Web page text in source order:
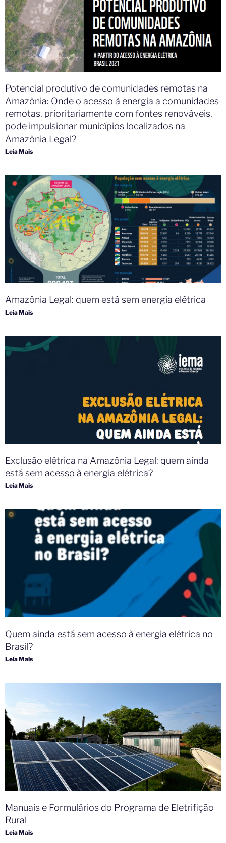
Potencial produtivo de comunidades remotas na
Amazônia: Onde o acesso à energia a comunidades
remotas, prioritariamente com fontes renováveis,
pode impulsionar municípios localizados na
Amazônia Legal?
Leia Mais
Amazônia Legal: quem está sem energia elétrica
Leia Mais
Exclusão elétrica na Amazônia Legal: quem ainda
está sem acesso à energia elétrica?
Leia Mais
Quem ainda está sem acesso à energia elétrica no
Brasil?
Leia Mais
Manuais e Formulários do Programa de Eletrifição
Rural
Leia Mais